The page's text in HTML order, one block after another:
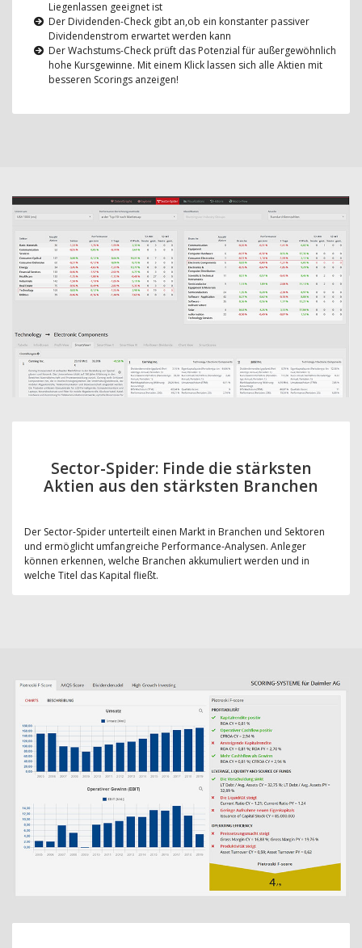
Liegenlassen geeignet ist
Der Dividenden-Check gibt an,ob ein konstanter passiver
Dividendenstrom erwartet werden kann
Der Wachstums-Check prüft das Potenzial für außergewöhnlich
hohe Kursgewinne. Mit einem Klick lassen sich alle Aktien mit
besseren Scorings anzeigen!
Sector-Spider: Finde die stärksten
Aktien aus den stärksten Branchen
Der Sector-Spider unterteilt einen Markt in Branchen und Sektoren
und ermöglicht umfangreiche Performance-Analysen. Anleger
können erkennen, welche Branchen akkumuliert werden und in
welche Titel das Kapital fließt.